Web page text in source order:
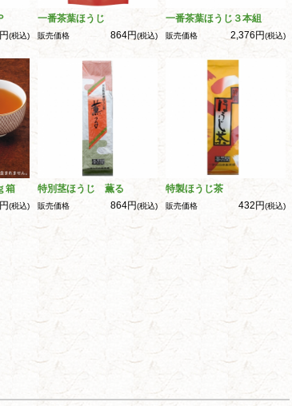
(税込)
一番茶葉ほうじ
販売価格 864円(税込)
一番茶葉ほうじ３本組
販売価格 2,376円(税込)
箱
(税込)
特別茎ほうじ 薫る
販売価格 864円(税込)
特製ほうじ茶
販売価格 432円(税込)